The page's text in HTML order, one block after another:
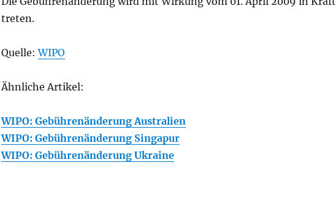
treten.
Quelle:WIPO
Ähnliche Artikel:
WIPO: Gebührenänderung Australien
WIPO: Gebührenänderung Singapur
WIPO: Gebührenänderung Ukraine